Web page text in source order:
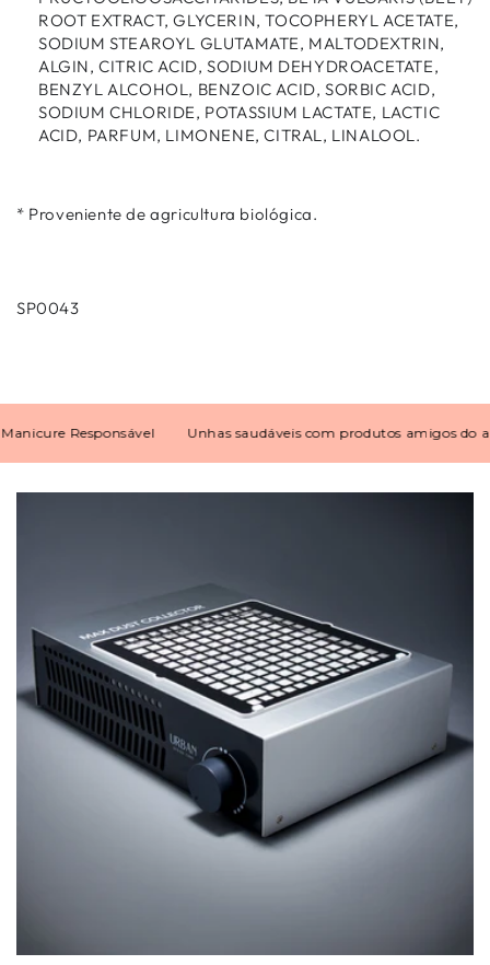
ROOT EXTRACT, GLYCERIN, TOCOPHERYL ACETATE,
SODIUM STEAROYL GLUTAMATE, MALTODEXTRIN,
ALGIN, CITRIC ACID, SODIUM DEHYDROACETATE,
BENZYL ALCOHOL, BENZOIC ACID, SORBIC ACID,
SODIUM CHLORIDE, POTASSIUM LACTATE, LACTIC
ACID, PARFUM, LIMONENE, CITRAL, LINALOOL.
* Proveniente de agricultura biológica.
SP0043
Responsável Unhas saudáveis com produtos amigos do